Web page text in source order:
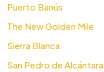
Puerto Banús
The New Golden Mile
Sierra Blanca
San Pedro de Alcántara